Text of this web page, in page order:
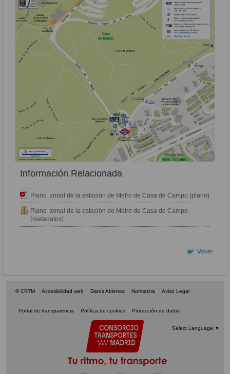
Información Relacionada
Plano zonal de la estación de Metro de Casa de Campo (plano)
Plano zonal de la estación de Metro de Casa de Campo
(metadatos)
Volver
© CRTM Accesibilidad web Datos Abiertos Normativa Aviso Legal
Portal de transparencia Política de cookies Protección de datos
Select Language ▼